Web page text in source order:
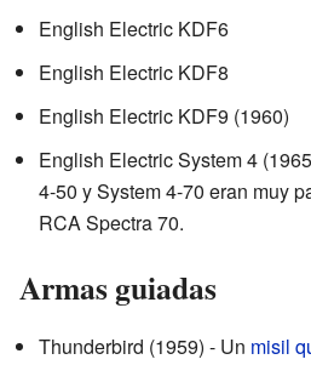
English Electric KDF6
English Electric KDF8
English Electric KDF9 (1960)
English Electric System 4
4-50 y System 4-70 eran muy
RCA Spectra 70.
Armas guiadas
Thunderbird (1959) - Un misil